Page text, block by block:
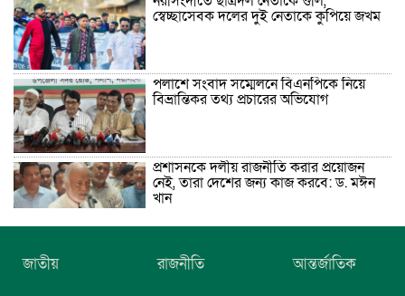
স্বেচ্ছাসেবক দলের দুই নেতাকে কুপিয়ে জখম
পলাশে সংবাদ সম্মেলনে বিএনপিকে নিয়ে
বিভ্রান্তিকর তথ্য প্রচারের অভিযোগ
প্রশাসনকে দলীয় রাজনীতি করার প্রয়োজন
নেই, তারা দেশের জন্য কাজ করবে: ড. মঈন
খান
নিখোঁজের তিনদিন পর মাইক্রোবাস চালকের
মরদেহ উদ্ধার
জাতীয় রাজনীতি আন্তর্জাতিক